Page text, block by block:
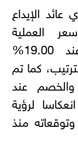
الإيداع
العملية
الرئيسية للبنك المركزي عند 19.00%
على الترتيب، كما تم
والخصم عند
انعكاسا لرؤية
منذ